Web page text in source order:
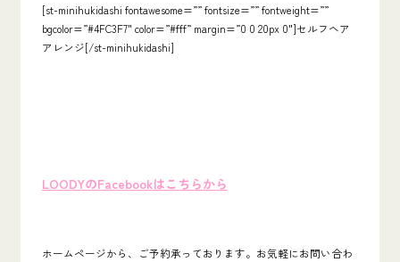
[st-minihukidashi fontawesome=”” fontsize=”” fontweight=””
bgcolor=”#4FC3F7″ color=”#fff” margin=”0 0 20px 0″]セルフヘア
アレンジ[/st-minihukidashi]
LOODYのFacebookはこちらから
ホームページから、ご予約承っております。お気軽にお問い合わ